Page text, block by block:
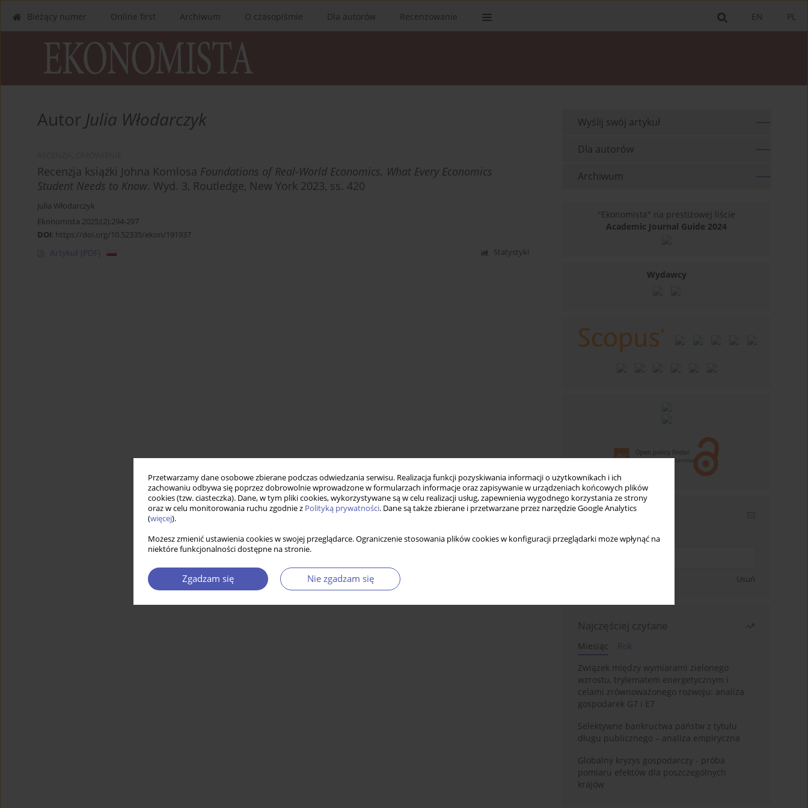
Przetwarzamy dane osobowe zbierane podczas odwiedzania serwisu. Realizacja funkcji pozyskiwania informacji o użytkownikach i ich
zachowaniu odbywa się poprzez dobrowolnie wprowadzone w formularzach informacje oraz zapisywanie w urządzeniach końcowych plików
cookies (tzw. ciasteczka). Dane, w tym pliki cookies, wykorzystywane są w celu realizacji usług, zapewnienia wygodnego korzystania ze strony
oraz w celu monitorowania ruchu zgodnie z Polityką prywatności. Dane są także zbierane i przetwarzane przez narzędzie Google Analytics
(więcej).
Możesz zmienić ustawienia cookies w swojej przeglądarce. Ograniczenie stosowania plików cookies w konfiguracji przeglądarki może wpłynąć na
niektóre funkcjonalności dostępne na stronie.
Zgadzam się Nie zgadzam się
PL
EN
Bieżący numer Online first Archiwum O czasopiśmie Dla autorów Recenzowanie
Autor Julia Włodarczyk
Recenzja książki Johna Komlosa Foundations of Real-World Economics. What Every Economics
Student Needs to Know. Wyd. 3, Routledge, New York 2023, ss. 420
Julia Włodarczyk
Ekonomista 2025;(2):294-297
DOI: https://doi.org/10.52335/ekon/191937
Artykuł (PDF) Statystyki
Wyślij swój artykuł
Dla autorów
Archiwum
"Ekonomista" na prestiżowej liście
Academic Journal Guide 2024
Wydawcy
Newsletter
Wpisz swój adres email
Usuń
Najczęściej czytane
Miesiąc
Związek między wymiarami zielonego
wzrostu, trylematem energetycznym i
celami zrównoważonego rozwoju: analiza
gospodarek G7 i E7
Selektywne bankructwa państw z tytułu
długu publicznego – analiza empiryczna
Globalny kryzys gospodarczy - próba
pomiaru efektów dla poszczególnych
krajów